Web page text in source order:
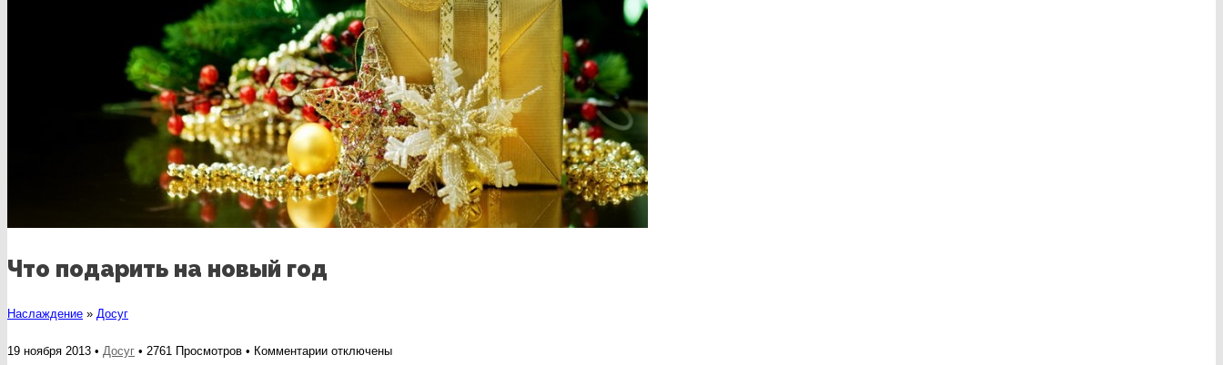
Что подарить на новый год
Наслаждение » Досуг
19 ноября 2013 • Досуг • 2761 Просмотров • Комментариикотключены